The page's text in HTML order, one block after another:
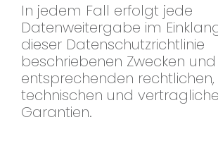
In jedem Fall erfolgt jede
Datenweitergabe im
dieser Datenschutzrichtlinie
beschriebenen Zwecken
entsprechenden rechtlichen,
technischen und
Garantien.